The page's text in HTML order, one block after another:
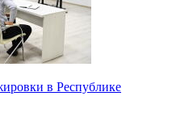
в Республике